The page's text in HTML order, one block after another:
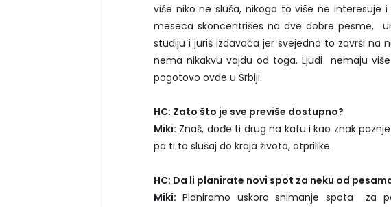
više niko ne sluša, nikoga to više ne interesuje
meseca skoncentrišes na dve dobre pesme,
studiju i juriš izdavača jer svejedno to završi na
nema nikakvu vajdu od toga. Ljudi nemaju
pogotovo ovde u Srbiji.
HC: Zato što je sve previše dostupno?
Miki: Znaš, dođe ti drug na kafu i kao znak
pa ti to slušaj do kraja života, otprilike.
HC: Da li planirate novi spot za neku od
Miki: Planiramo uskoro snimanje spota za